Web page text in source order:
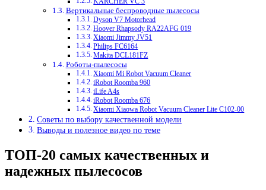
Вертикальные беспроводные пылесосы
Dyson V7 Motorhead
Hoover Rhapsody RA22AFG 019
Xiaomi Jimmy JV51
Philips FC6164
Makita DCL181FZ
Роботы-пылесосы
Xiaomi Mi Robot Vacuum Cleaner
iRobot Roomba 960
iLife A4s
iRobot Roomba 676
Xiaomi Xiaowa Robot Vacuum Cleaner Lite C102-00
Советы по выбору качественной модели
Выводы и полезное видео по теме
ТОП-20 самых качественных и
надежных пылесосов